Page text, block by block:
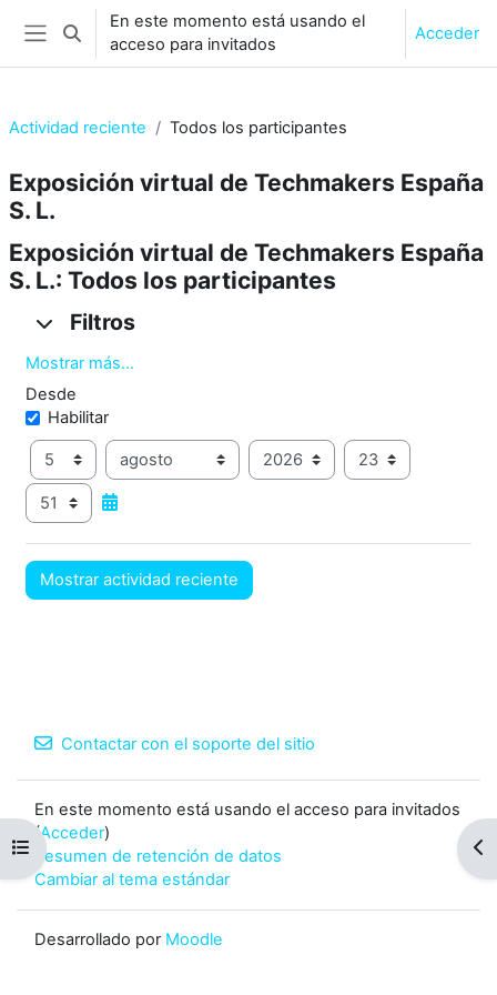
Salta al contenido principal
Panel lateral
Selector de búsqueda de entrada
En este momento está usando el
acceso para invitados
Acceder
Abrir índice del curso
Actividad reciente Todos los participantes
Exposición virtual de Techmakers España
S. L.
Exposición virtual de Techmakers España
S. L.: Todos los participantes
Filtros
FiltrosFiltros
Mostrar más...
Desde
Desde
Habilitar
Día
Mes Año Hora
Minuto
Contactar con el soporte del sitio
En este momento está usando el acceso para invitados
(Acceder)
Resumen de retención de datos
Cambiar al tema estándar
Desarrollado por Moodle